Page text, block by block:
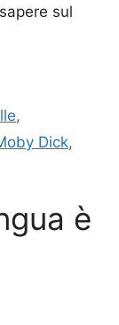
sul
,
Dick,
è